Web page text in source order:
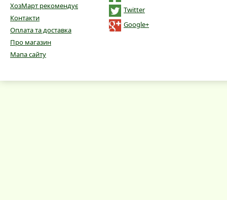
ХозМарт рекомендує
Контакти
Оплата та доставка
Про магазин
Мапа сайту
Twitter
Google+